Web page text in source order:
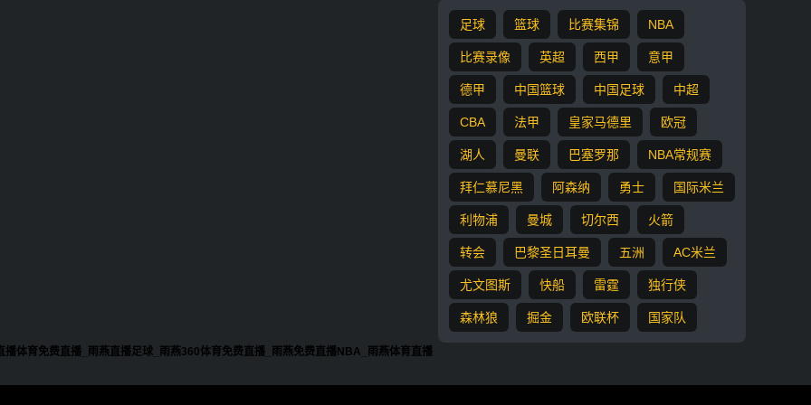
足球 篮球 比赛集锦 NBA
比赛录像 英超 西甲 意甲
德甲 中国篮球 中国足球 中超
CBA 法甲 皇家马德里 欧冠
湖人 曼联 巴塞罗那 NBA常规赛
拜仁慕尼黑 阿森纳 勇士 国际米兰
利物浦 曼城 切尔西 火箭
转会 巴黎圣日耳曼 五洲 AC米兰
尤文图斯 快船 雷霆 独行侠
森林狼 掘金 欧联杯 国家队
播体育免费直播_雨燕直播足球_雨燕360体育免费直播_雨燕免费直播NBA_雨燕体育直播